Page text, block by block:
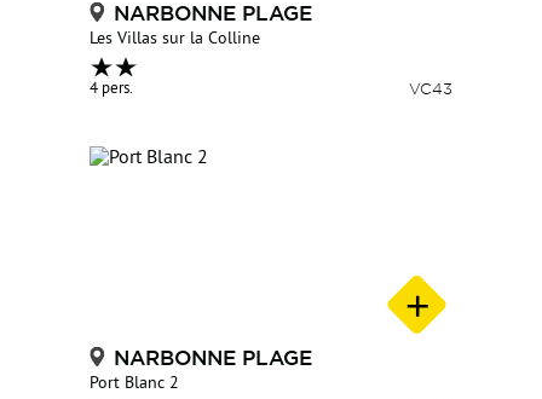
NARBONNE PLAGE
Les Villas sur la Colline
4 pers. VC43
NARBONNE PLAGE
Port Blanc 2